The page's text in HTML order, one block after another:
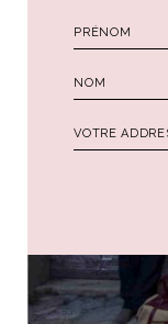
Bourbon, Friday